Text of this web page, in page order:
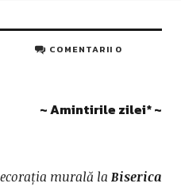
COMENTARII 0
~ Amintirile zilei*~
murală laBiserica